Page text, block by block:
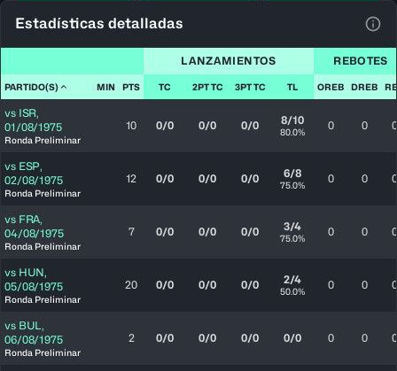
Estadísticas detalladas
LANZAMIENTOS REBOTES
PARTIDO(S) MIN PTS TC 2PT TC 3PT TC TL OREB DREB
vs ISR,
01/08/1975
Ronda Preliminar
10 0/0 0/0 0/0 8/10
80.0% 0 0 0
vs ESP,
02/08/1975
Ronda Preliminar
12 0/0 0/0 0/0 6/8
75.0% 0 0 0
vs FRA,
04/08/1975
Ronda Preliminar
7 0/0 0/0 0/0 3/4
75.0% 0 0 0
vs HUN,
05/08/1975
Ronda Preliminar
20 0/0 0/0 0/0 2/4
50.0% 0 0 0
vs BUL,
06/08/1975
Ronda Preliminar
2 0/0 0/0 0/0 0/0 0 0 0